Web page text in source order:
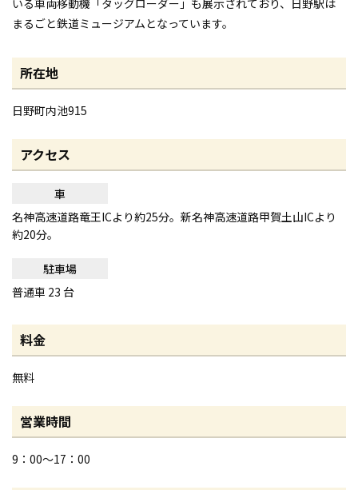
まるごと鉄道ミュージアムとなっています。
所在地
日野町内池915
アクセス
車
名神高速道路竜王ICより約25分。新名神高速道路甲賀土山ICより
約20分。
駐車場
普通車 23 台
料金
無料
営業時間
9：00～17：00